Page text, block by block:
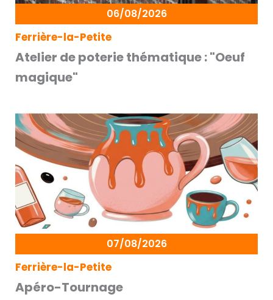
06/08/2026
Ferrière-la-Petite
Atelier de poterie thématique : "Oeuf
magique"
07/08/2026
Ferrière-la-Petite
Apéro-Tournage